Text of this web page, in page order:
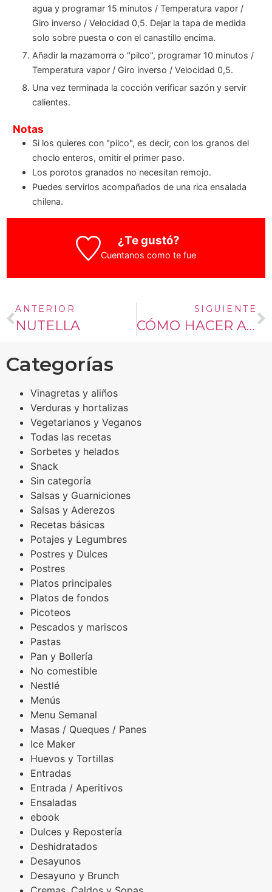
agua y programar 15 minutos / Temperatura vapor /
Giro inverso / Velocidad 0,5. Dejar la tapa de medida
solo sobre puesta o con el canastillo encima.
Añadir la mazamorra o "pilco", programar 10 minutos /
Temperatura vapor / Giro inverso / Velocidad 0,5.
Una vez terminada la cocción verificar sazón y servir
calientes.
Notas
Si los quieres con "pilco", es decir, con los granos del
choclo enteros, omitir el primer paso.
Los porotos granados no necesitan remojo.
Puedes servirlos acompañados de una rica ensalada
chilena.
¿Te gustó?
Cuentanos como te fue
ANTERIOR
NUTELLA
SIGUIENTE
CÓMO HACER AZUCAR FLOR
Categorías
Vinagretas y aliños
Verduras y hortalizas
Vegetarianos y Veganos
Todas las recetas
Sorbetes y helados
Snack
Sin categoría
Salsas y Guarniciones
Salsas y Aderezos
Recetas básicas
Potajes y Legumbres
Postres y Dulces
Postres
Platos principales
Platos de fondos
Picoteos
Pescados y mariscos
Pastas
Pan y Bollería
No comestible
Nestlé
Menús
Menu Semanal
Masas / Queques / Panes
Ice Maker
Huevos y Tortillas
Entradas
Entrada / Aperitivos
Ensaladas
ebook
Dulces y Repostería
Deshidratados
Desayunos
Desayuno y Brunch